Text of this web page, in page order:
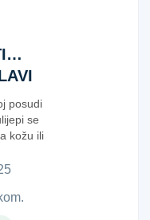
posudi
se
kožu ili